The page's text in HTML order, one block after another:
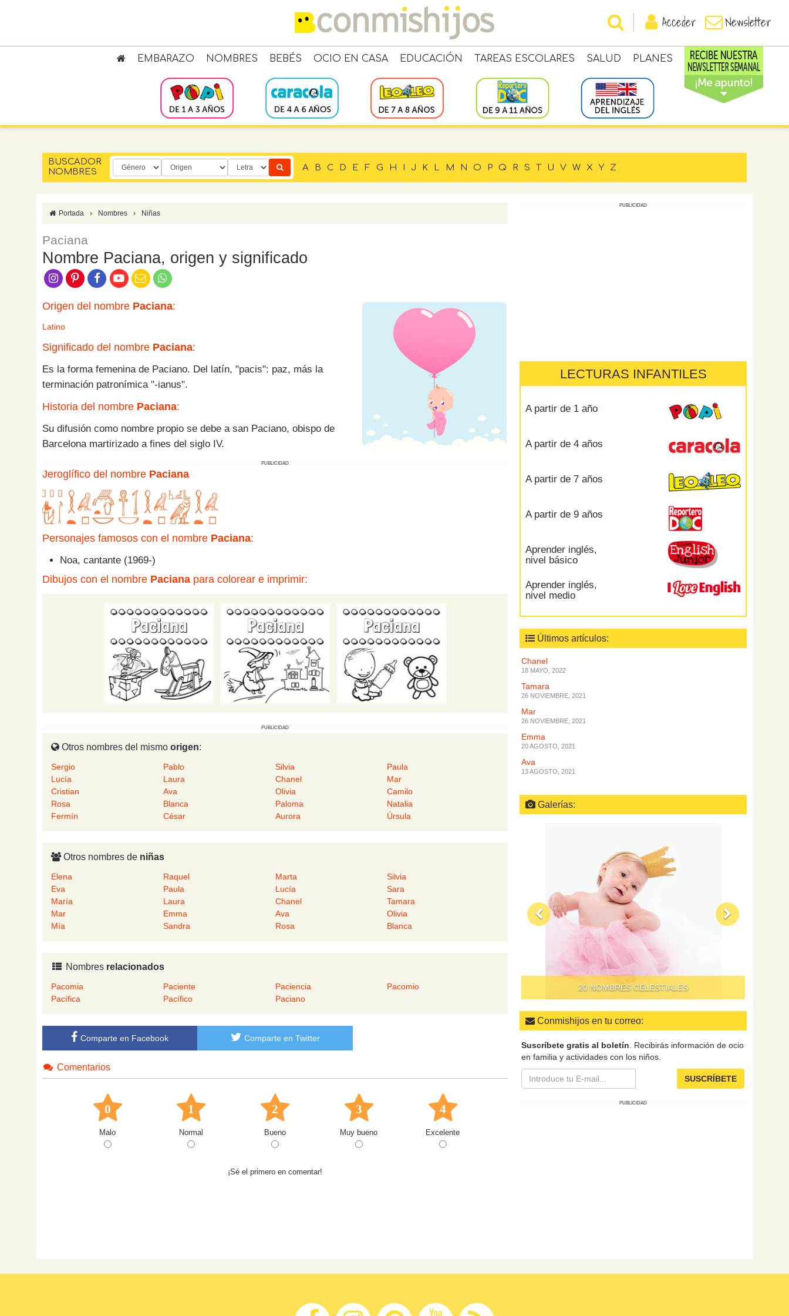
Acceder Newsletter
EMBARAZO NOMBRES BEBÉS OCIO EN CASA EDUCACIÓN TAREAS ESCOLARES SALUD PLANES
BUSCADOR
NOMBRES
A B C D E F G H I J K L M N O P Q R S T U V W X Y Z
Portada › Nombres › Niñas
Paciana
Nombre Paciana, origen y significado
Origen del nombre Paciana:
Latino
Significado del nombre Paciana:
Es la forma femenina de Paciano. Del latín, "pacis": paz, más la
terminación patronímica "-ianus".
Historia del nombre Paciana:
Su difusión como nombre propio se debe a san Paciano, obispo de
Barcelona martirizado a fines del siglo IV.
PUBLICIDAD
Jeroglífico del nombre Paciana
Personajes famosos con el nombre Paciana:
Noa, cantante (1969-)
Dibujos con el nombre Paciana para colorear e imprimir:
PUBLICIDAD
Otros nombres del mismo origen:
Sergio Pablo Silvia
Paula
Lucía
Laura Chanel
Mar
Cristian
Ava Olivia
Camilo
Rosa
Blanca Paloma
Natalia
Fermín
César Aurora Úrsula
Otros nombres de niñas
Elena Raquel Marta
Silvia
Eva
Paula Lucía
Sara
María
Laura Chanel
Tamara
Mar
Emma Ava
Olivia
Mía
Sandra Rosa Blanca
Nombres relacionados
Pacomia Paciente Paciencia
Pacomio
Pacífica
Pacífico Paciano
Comparte en Facebook Comparte en Twitter
Comentarios
0
Malo
1
Normal
2
Bueno
3
Muy bueno
4
Excelente
¡Sé el primero en comentar!
PUBLICIDAD
LECTURAS INFANTILES
A partir de 1 año
A partir de 4 años
A partir de 7 años
A partir de 9 años
Aprender inglés,
nivel básico
Aprender inglés,
nivel medio
Últimos artículos:
Chanel
18 MAYO, 2022
Tamara
26 NOVIEMBRE, 2021
Mar
26 NOVIEMBRE, 2021
Emma
20 AGOSTO, 2021
Ava
13 AGOSTO, 2021
Galerías:
20 NOMBRES CELESTIALES
Conmishijos en tu correo:
Suscríbete gratis al boletín . Recibirás información de ocio
en familia y actividades con los niños.
SUSCRÍBETE
PUBLICIDAD